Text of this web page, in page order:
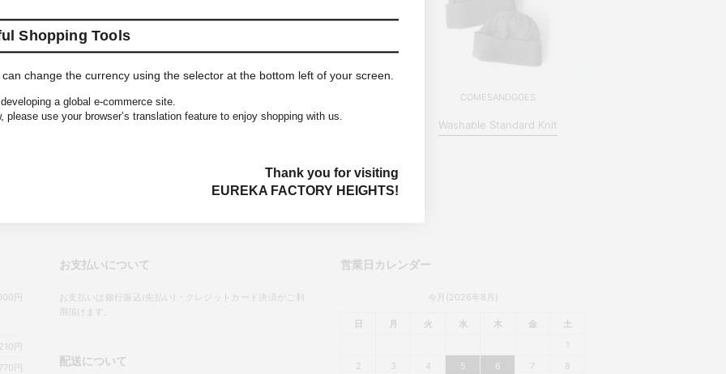
Shopping Tools
can change the currency using the selector at the bottom left of your screen.
a global e-commerce site.
please use your browser’s translation feature to enjoy shopping with us.
Thank you for visiting
EUREKA FACTORY HEIGHTS!
COMESANDGOES
Olmetex Cap Washable Big Knit
COMESANDGOES
Washable Standard Knit
円
円
770円
お支払いについて
お支払いは銀行振込(先払い)・クレジットカード決済がご利
用頂けます。
配送について
営業日カレンダー
今月(2026年8月)
日 月 火 水 木 金
土
1
2
3 4 5 6 7
8